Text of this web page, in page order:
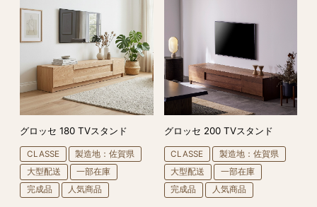
グロッセ 180 TVスタンド
CLASSE
製造地：佐賀県
大型配送
一部在庫
完成品
人気商品
グロッセ 200 TVスタンド
CLASSE
製造地：佐賀県
大型配送
一部在庫
完成品
人気商品